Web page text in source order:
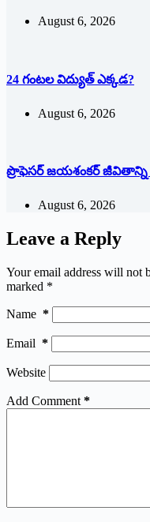
August 6, 2026
24 గంటల విద్యుత్ ఎక్కడ?
August 6, 2026
ప్రొఫెసర్ జయశంకర్
August 6, 2026
Leave a Reply
Your email address will not
marked *
Name *
Email *
Website
Add Comment *